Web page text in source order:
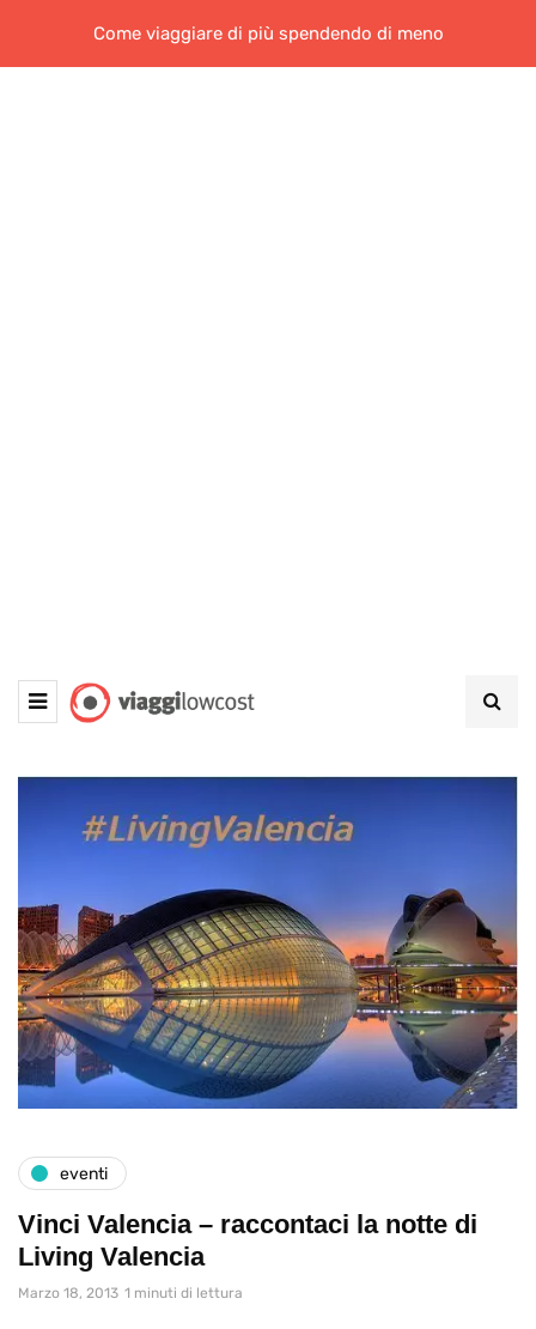
Come viaggiare di più spendendo di meno
eventi
Vinci Valencia – raccontaci la notte di
Living Valencia
Marzo 18, 2013 1 minuti di lettura